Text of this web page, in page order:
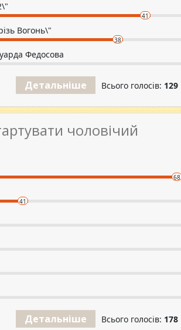
41
Вогонь\"
38
Федосова
Детальніше Всього голосів: 129
чоловічий
68
41
Детальніше Всього голосів: 178